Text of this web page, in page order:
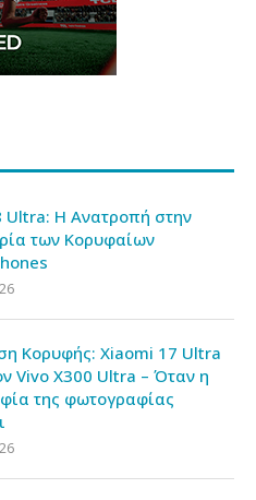
Ultra: Η Ανατροπή στην
των Κορυφαίων
Κορυφής: Xiaomi 17 Ultra
Vivo X300 Ultra – Όταν η
της φωτογραφίας